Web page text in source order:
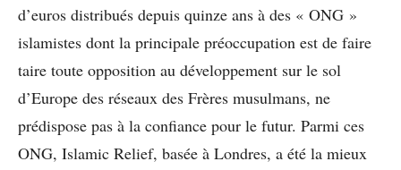
d’euros distribués depuis quinze ans à des « ONG »
islamistes dont la principale préoccupation est de faire
taire toute opposition au développement sur le sol
d’Europe des réseaux des Frères musulmans, ne
prédispose pas à la confiance pour le futur. Parmi ces
ONG, Islamic Relief, basée à Londres, a été la mieux